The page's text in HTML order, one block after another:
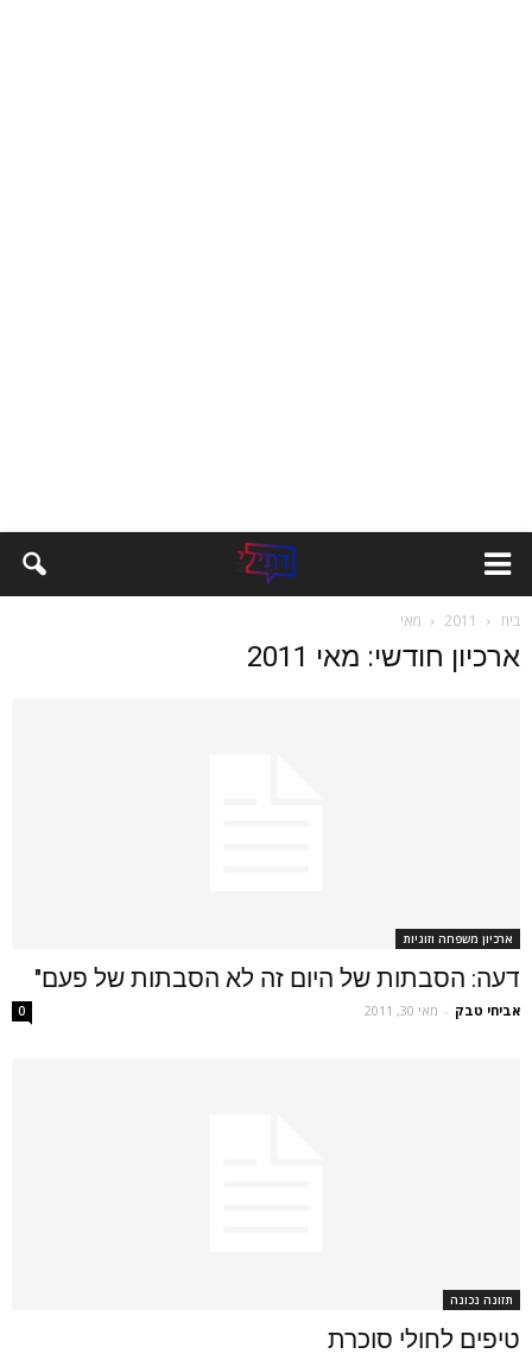
בית 2011 מאי
ארכיון חודשי: מאי 2011
ארכיון משפחה וזוגיות
דעה: הסבתות של היום זה לא הסבתות של פעם"
אביחי טבק - מאי 30, 2011 0
תזונה נכונה
טיפים לחולי סוכרת